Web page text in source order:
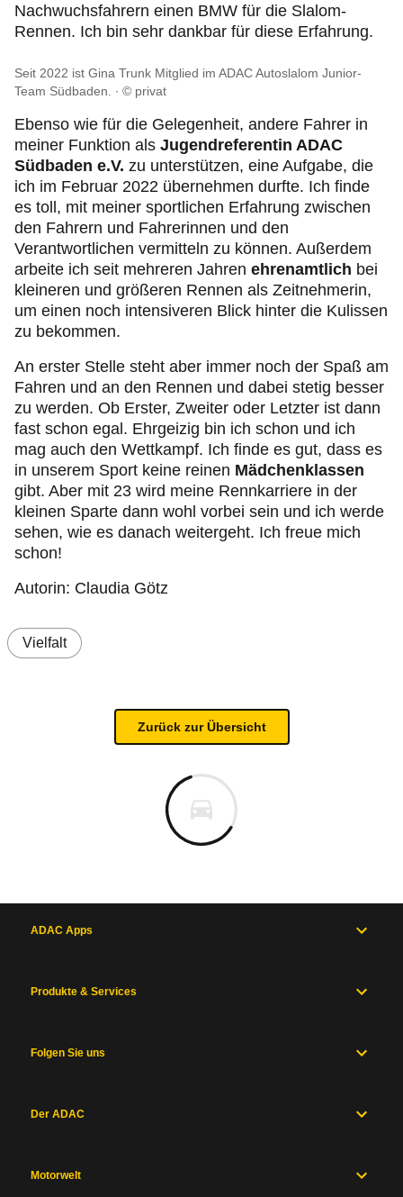
Nachwuchsfahrern einen BMW für die Slalom-
Rennen. Ich bin sehr dankbar für diese Erfahrung.
Seit 2022 ist Gina Trunk Mitglied im ADAC Autoslalom Junior-
Team Südbaden.
© privat
Ebenso wie für die Gelegenheit, andere Fahrer in
meiner Funktion als Jugendreferentin ADAC
Südbaden e.V. zu unterstützen, eine Aufgabe, die
ich im Februar 2022 übernehmen durfte. Ich finde
es toll, mit meiner sportlichen Erfahrung zwischen
den Fahrern und Fahrerinnen und den
Verantwortlichen vermitteln zu können. Außerdem
arbeite ich seit mehreren Jahren ehrenamtlich bei
kleineren und größeren Rennen als Zeitnehmerin,
um einen noch intensiveren Blick hinter die Kulissen
zu bekommen.
An erster Stelle steht aber immer noch der Spaß am
Fahren und an den Rennen und dabei stetig besser
zu werden. Ob Erster, Zweiter oder Letzter ist dann
fast schon egal. Ehrgeizig bin ich schon und ich
mag auch den Wettkampf. Ich finde es gut, dass es
in unserem Sport keine reinen Mädchenklassen
gibt. Aber mit 23 wird meine Rennkarriere in der
kleinen Sparte dann wohl vorbei sein und ich werde
sehen, wie es danach weitergeht. Ich freue mich
schon!
Autorin: Claudia Götz
Vielfalt
Zurück zur Übersicht
ADAC Apps
Produkte & Services
Folgen Sie uns
Der ADAC
Motorwelt